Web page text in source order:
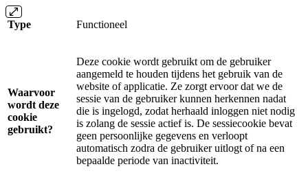
Type Functioneel
Waarvoor
wordt deze
cookie
gebruikt?
Deze cookie wordt gebruikt om de gebruiker
aangemeld te houden tijdens het gebruik van de
website of applicatie. Ze zorgt ervoor dat we de
sessie van de gebruiker kunnen herkennen nadat
die is ingelogd, zodat herhaald inloggen niet nodig
is zolang de sessie actief is. De sessiecookie bevat
geen persoonlijke gegevens en verloopt
automatisch zodra de gebruiker uitlogt of na een
bepaalde periode van inactiviteit.